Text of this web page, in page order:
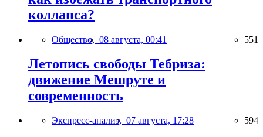
коллапса?
Общество, 08 августа, 00:41 551
Летопись свободы Тебриза:
движение Мешруте и
современность
Экспресс-анализ, 07 августа, 17:28 594